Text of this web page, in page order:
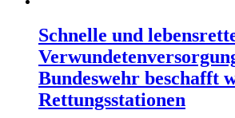
Schnelle und
Bundeswehr beschafft
Rettungsstationen